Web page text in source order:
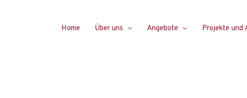
Home Über uns Angebote Projekte und